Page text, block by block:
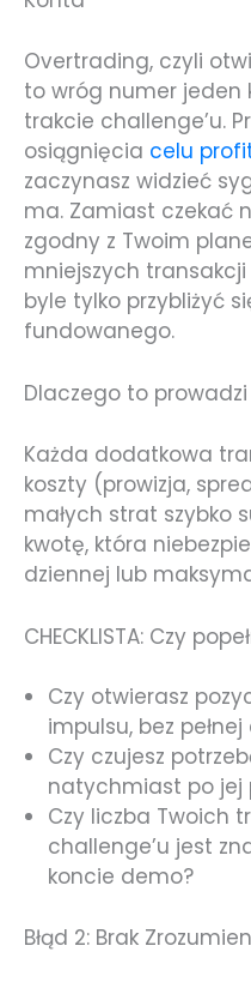
Overtrading, czyli
to wróg numer
trakcie challenge’u.
osiągnięcia celu
zaczynasz widzieć
ma. Zamiast czekać
zgodny z Twoim
mniejszych transakcji
byle tylko przybliżyć
fundowanego.
Dlaczego to
Każda dodatkowa
koszty (prowizja,
małych strat szybko
kwotę, która
dziennej lub
CHECKLISTA: Czy
Czy otwierasz
impulsu, bez
Czy czujesz
natychmiast po jej
Czy liczba Twoich
challenge’u jest
koncie demo?
Błąd 2: Brak